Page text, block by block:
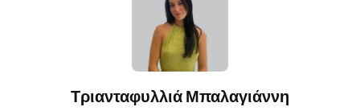
Τριανταφυλλιά Μπαλαγιάννη